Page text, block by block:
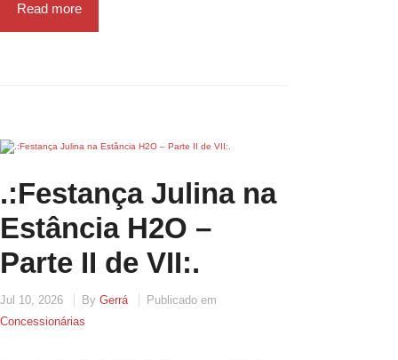
Read more
.:Festança Julina na
Estância H2O –
Parte II de VII:.
Jul 10, 2026 By Gerrá
Publicado em
Concessionárias